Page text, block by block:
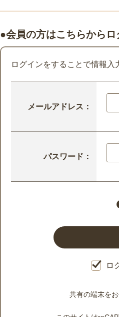
●会員の方はこちらから
ログインをすることで情報
メールアドレス：
パスワード：
ロ
共有の端末を